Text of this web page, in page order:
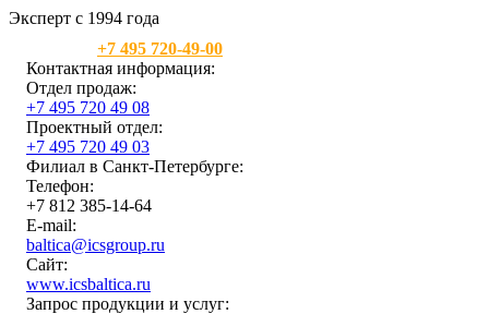
Эксперт с 1994 года
+7 495 720-49-00
Контактная информация:
Отдел продаж:
+7 495 720 49 08
Проектный отдел:
+7 495 720 49 03
Филиал в Санкт-Петербурге:
Телефон:
+7 812 385-14-64
E-mail:
baltica@icsgroup.ru
Сайт:
www.icsbaltica.ru
Запрос продукции и услуг: